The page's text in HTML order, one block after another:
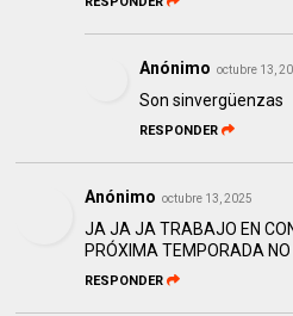
Anónimo octubre 13,
Son sinvergüenzas
RESPONDER
Anónimo octubre 13, 2025
JA JA JA TRABAJO EN
PRÓXIMA TEMPORADA
RESPONDER